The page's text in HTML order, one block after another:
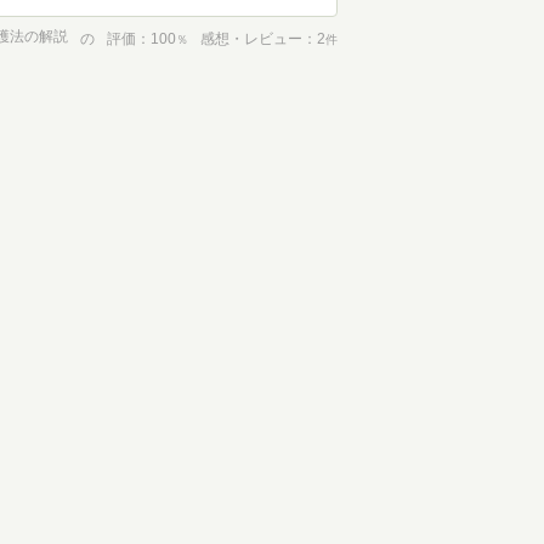
法の解説 の 評価 100 ％ 感想・レビュー 2件